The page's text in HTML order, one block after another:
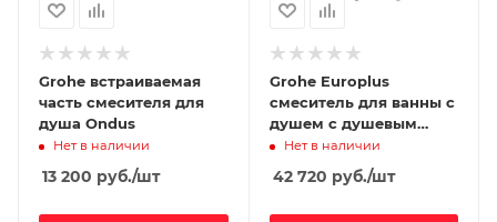
Grohe встраиваемая
часть смесителя для
душа Ondus
Нет в наличии
13 200 руб./шт
Grohe Europlus
смеситель для ванны с
душем с душевым
гарнитуром
Нет в наличии
42 720 руб./шт